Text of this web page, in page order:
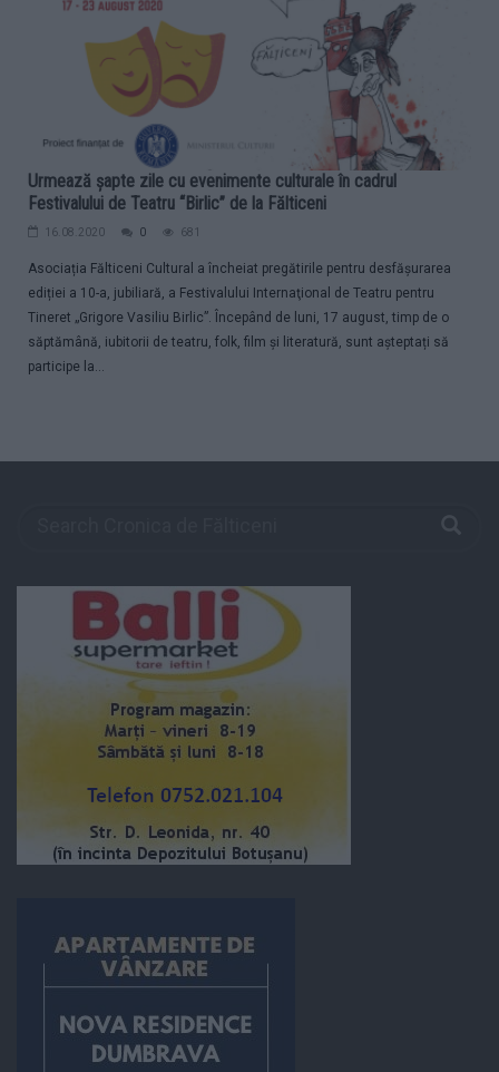
Urmează șapte zile cu evenimente culturale în cadrul
Festivalului de Teatru “Birlic” de la Fălticeni
16.08.2020 0 681
Asociația Fălticeni Cultural a încheiat pregătirile pentru desfășurarea
ediției a 10-a, jubiliară, a Festivalului Internaţional de Teatru pentru
Tineret „Grigore Vasiliu Birlic”. Începând de luni, 17 august, timp de o
săptămână, iubitorii de teatru, folk, film și literatură, sunt așteptați să
participe la...